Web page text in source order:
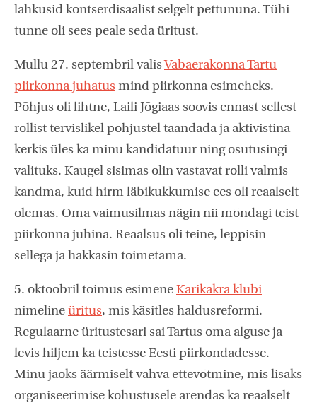
lahkusid kontserdisaalist selgelt pettununa. Tühi
tunne oli sees peale seda üritust.
Mullu 27. septembril valisVabaerakonna Tartu
piirkonna juhatus mind piirkonna esimeheks.
Põhjus oli lihtne, Laili Jõgiaas soovis ennast sellest
rollist tervislikel põhjustel taandada ja aktivistina
kerkis üles ka minu kandidatuur ning osutusingi
valituks. Kaugel sisimas olin vastavat rolli valmis
kandma, kuid hirm läbikukkumise ees oli reaalselt
olemas. Oma vaimusilmas nägin nii mõndagi teist
piirkonna juhina. Reaalsus oli teine, leppisin
sellega ja hakkasin toimetama.
5. oktoobril toimus esimene Karikakra klubi
nimeline üritus, mis käsitles haldusreformi.
Regulaarne üritustesari sai Tartus oma alguse ja
levis hiljem ka teistesse Eesti piirkondadesse.
Minu jaoks äärmiselt vahva ettevõtmine, mis lisaks
organiseerimise kohustusele arendas ka reaalselt